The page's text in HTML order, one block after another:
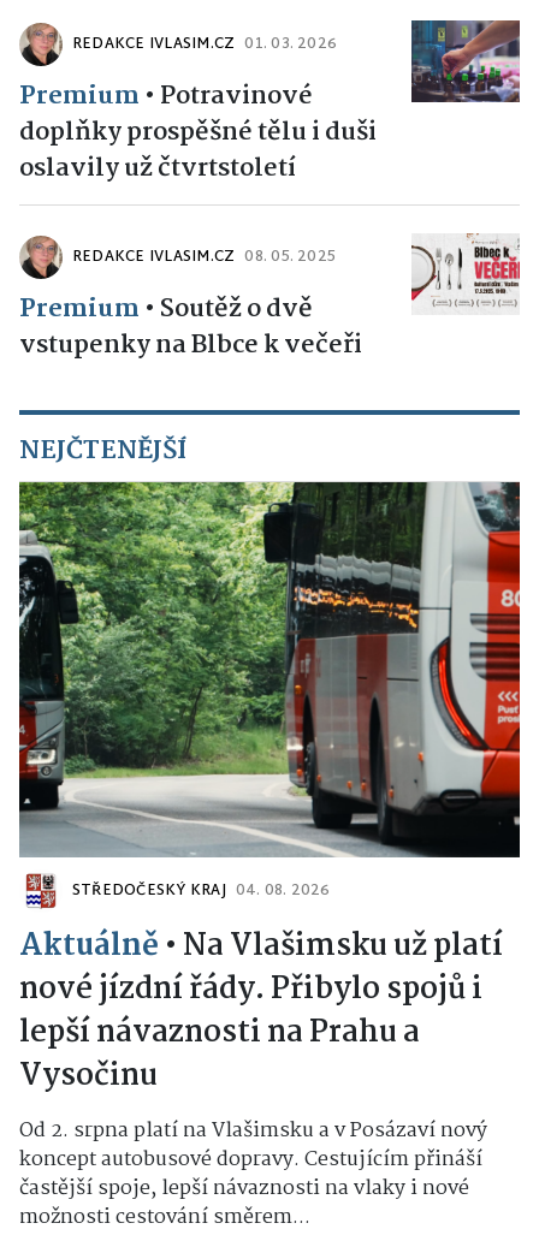
REDAKCE IVLASIM.CZ 01. 03. 2026
Premium • Potravinové
doplňky prospěšné tělu i duši
oslavily už čtvrtstoletí
REDAKCE IVLASIM.CZ 08. 05. 2025
Premium • Soutěž o dvě
vstupenky na Blbce k večeři
NEJČTENĚJŠÍ
STŘEDOČESKÝ KRAJ 04. 08. 2026
Aktuálně • Na Vlašimsku už platí
nové jízdní řády. Přibylo spojů i
lepší návaznosti na Prahu a
Vysočinu
Od 2. srpna platí na Vlašimsku a v Posázaví nový
koncept autobusové dopravy. Cestujícím přináší
častější spoje, lepší návaznosti na vlaky i nové
možnosti cestování směrem...